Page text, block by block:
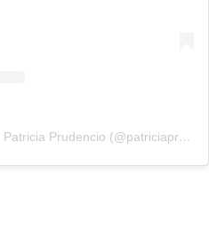
Una publicación compartida de Patricia Prudencio (@patriciaprudencio98)